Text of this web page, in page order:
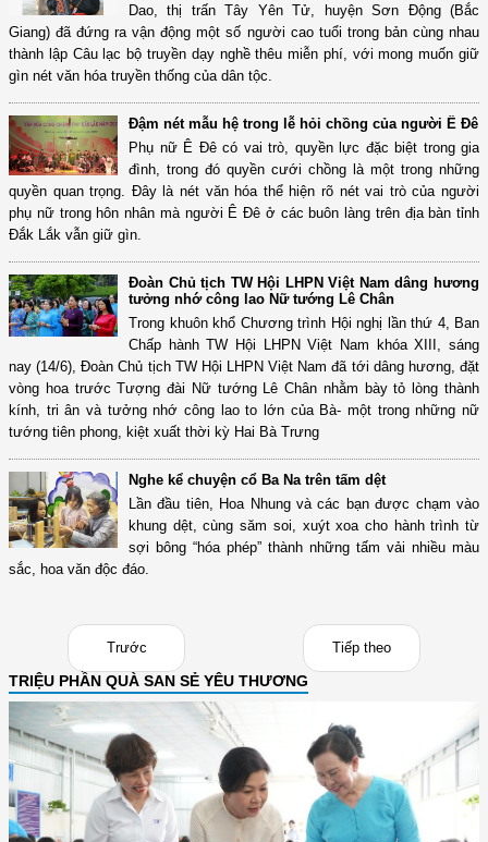
Dao, thị trấn Tây Yên Tử, huyện Sơn Động (Bắc
Giang) đã đứng ra vận động một số người cao tuổi trong bản cùng nhau
thành lập Câu lạc bộ truyền dạy nghề thêu miễn phí, với mong muốn giữ
gìn nét văn hóa truyền thống của dân tộc.
Đậm nét mẫu hệ trong lễ hỏi chồng của người Ê Đê
Phụ nữ Ê Đê có vai trò, quyền lực đặc biệt trong gia
đình, trong đó quyền cưới chồng là một trong những
quyền quan trọng. Đây là nét văn hóa thể hiện rõ nét vai trò của người
phụ nữ trong hôn nhân mà người Ê Đê ở các buôn làng trên địa bàn tỉnh
Đắk Lắk vẫn giữ gìn.
Đoàn Chủ tịch TW Hội LHPN Việt Nam dâng hương
tưởng nhớ công lao Nữ tướng Lê Chân
Trong khuôn khổ Chương trình Hội nghị lần thứ 4, Ban
Chấp hành TW Hội LHPN Việt Nam khóa XIII, sáng
nay (14/6), Đoàn Chủ tịch TW Hội LHPN Việt Nam đã tới dâng hương, đặt
vòng hoa trước Tượng đài Nữ tướng Lê Chân nhằm bày tỏ lòng thành
kính, tri ân và tưởng nhớ công lao to lớn của Bà- một trong những nữ
tướng tiên phong, kiệt xuất thời kỳ Hai Bà Trưng
Nghe kể chuyện cổ Ba Na trên tấm dệt
Lần đầu tiên, Hoa Nhung và các bạn được chạm vào
khung dệt, cùng săm soi, xuýt xoa cho hành trình từ
sợi bông “hóa phép” thành những tấm vải nhiều màu
sắc, hoa văn độc đáo.
Trước Tiếp theo
TRIỆU PHẦN QUÀ SAN SẺ YÊU THƯƠNG